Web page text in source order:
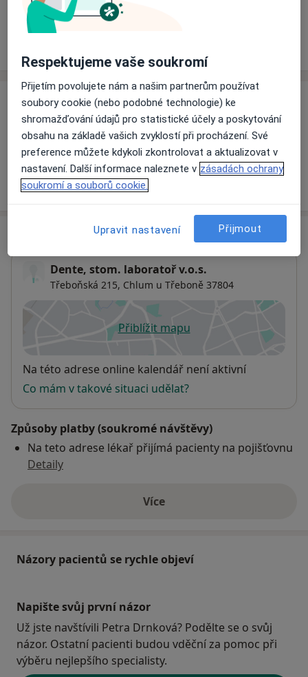
Ceník
Informace o službách a cenách nejsou k dispozici
Tento specialista ještě nepřidával žádné informace o
svých službách.
Dente, stom. laboratoř v.o.s.
Třeboňská 215, Chlum u Třeboně 37804
Přiblížit mapuse otevře v nové záložce
Dostupnost
Na této adrese online kalendář není aktivní
Co mám v takové situaci udělat?
Způsoby platby (soukromé návštěvy)
Na teto adrese lékař přijímá pacienty na pojišťovnu
Detaily
Víceo adrese
Názory pacientů se rychle objeví
Napište svůj první názor
Už jste navštívili Petra Drnková? Podělte se o svůj
názor. Ostatní pacienti budou vděční za pomoc při
výběru nejlepšího specialisty.
Respektujeme vaše soukromí
Přijetím povolujete nám a našim partnerům používat
soubory cookie (nebo podobné technologie) ke
shromažďování údajů pro statistické účely a poskytování
obsahu na základě vašich zvyklostí při procházení. Své
preference můžete kdykoli zkontrolovat a aktualizovat v
nastavení. Další informace naleznete v zásadách ochrany
soukromí a souborů cookie.
Upravit nastavení Přijmout